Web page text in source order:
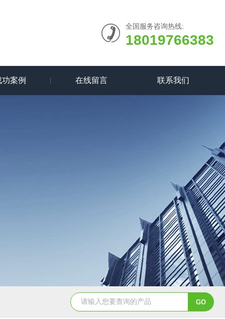
全国服务咨询热线:
18019766383
功案例 在线留言 联系我们
YSCYS-010臭氧老化试验设备